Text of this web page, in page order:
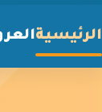
الرئيسية